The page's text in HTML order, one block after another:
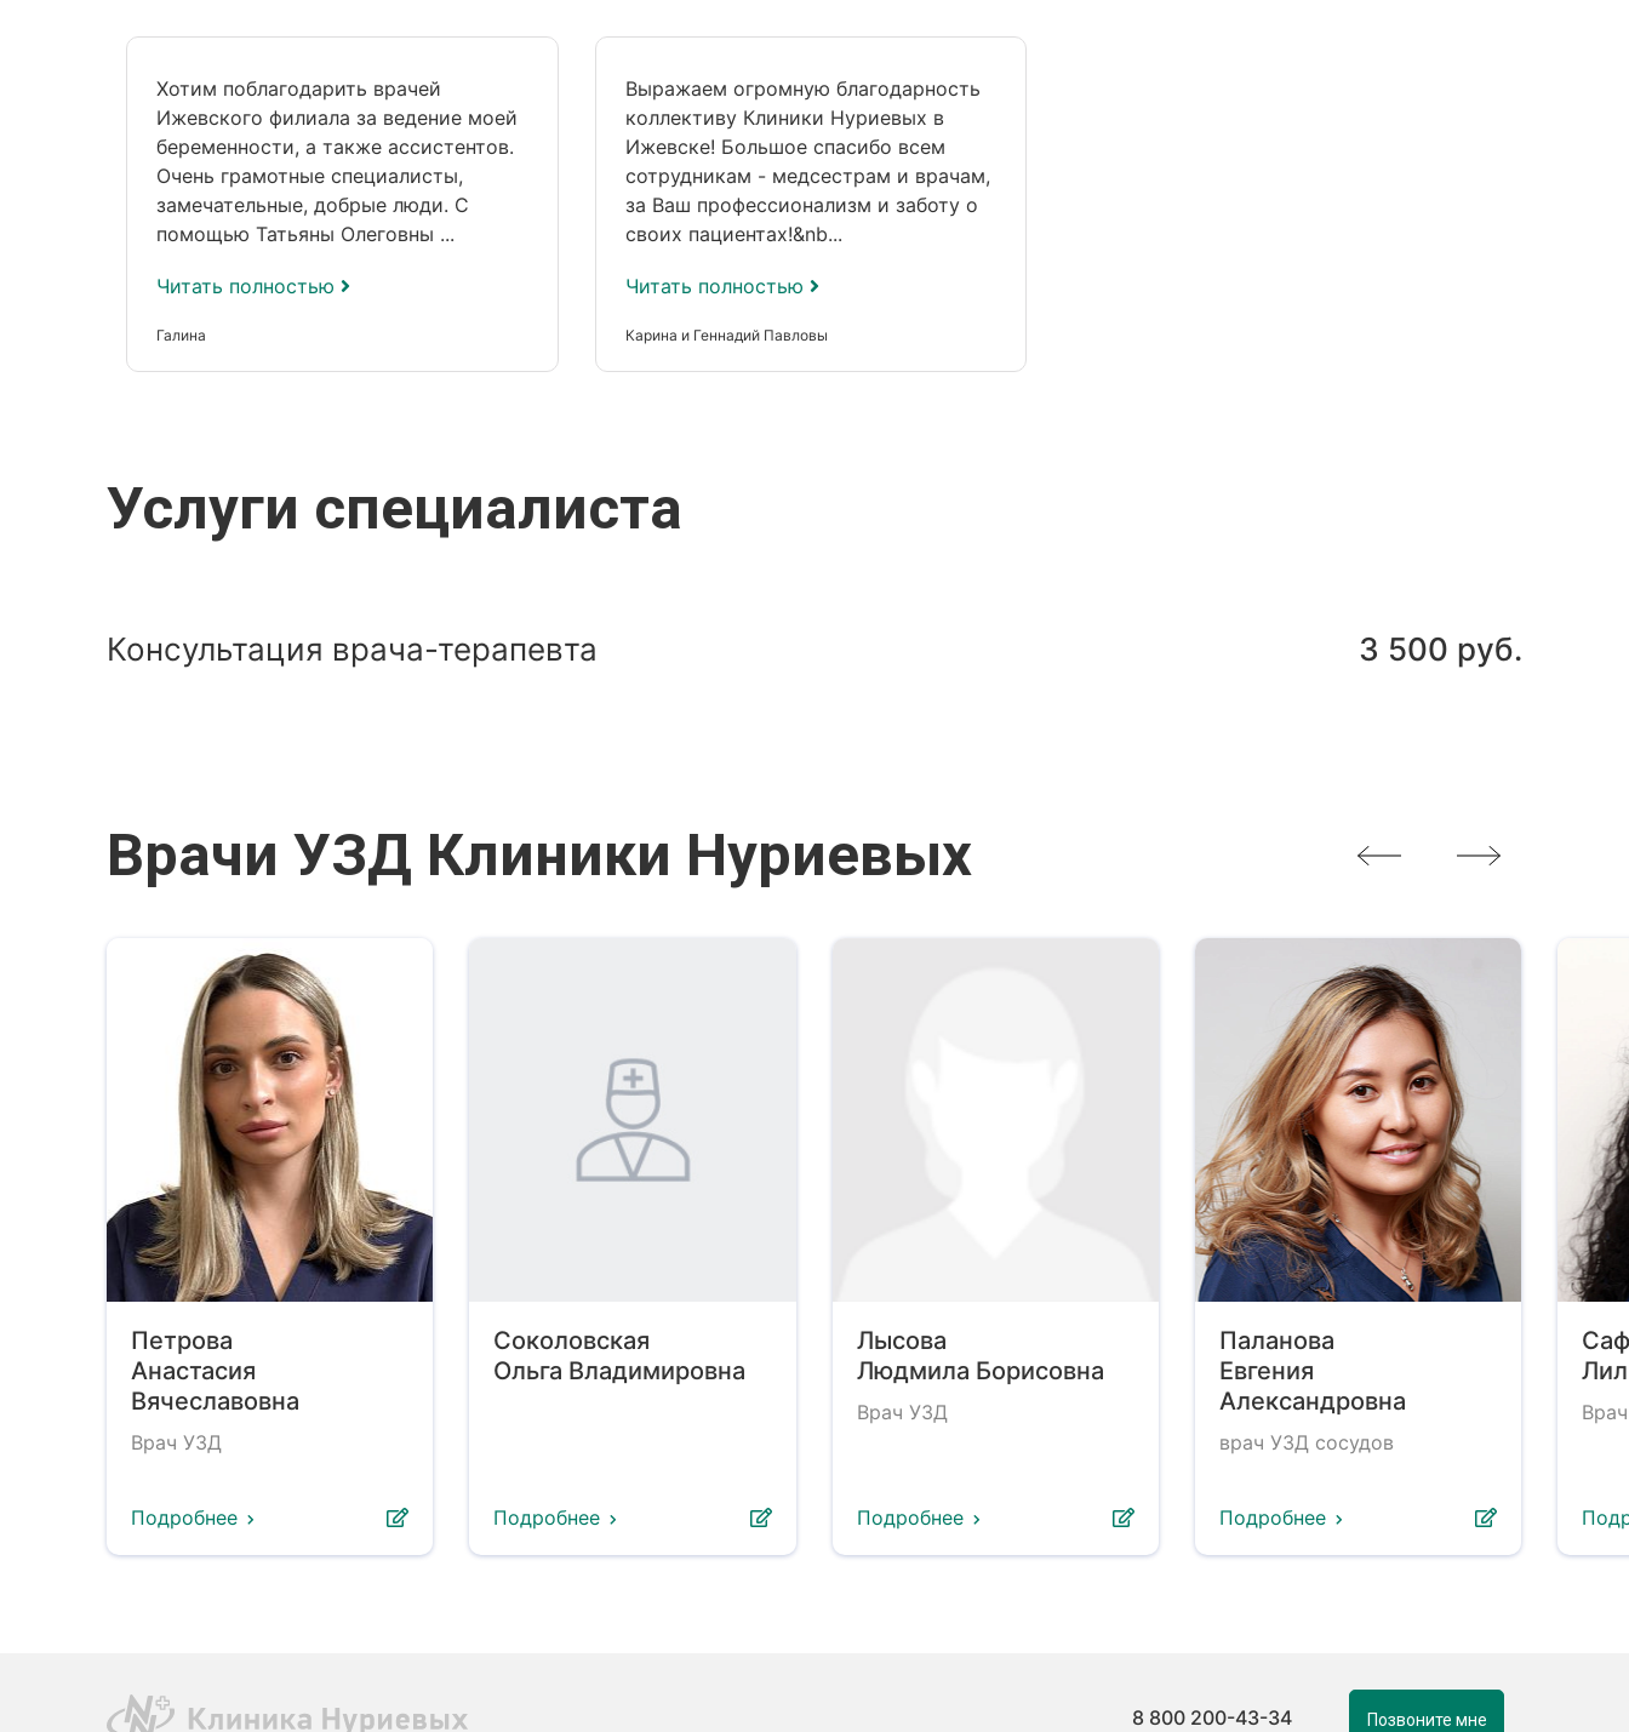
Хотим поблагодарить врачей
Ижевского филиала за ведение моей
беременности, а также ассистентов.
Очень грамотные специалисты,
замечательные, добрые люди. С
помощью Татьяны Олеговны ...
Читать полностью
Галина
Выражаем огромную благодарность
коллективу Клиники Нуриевых в
Ижевске! Большое спасибо всем
сотрудникам - медсестрам и врачам,
за Ваш профессионализм и заботу о
своих пациентах!&nb...
Читать полностью
Карина и Геннадий Павловы
Услуги специалиста
Консультация врача-терапевта 3 500 руб.
Врачи УЗД Клиники Нуриевых
Петрова
Анастасия
Вячеславовна
Врач УЗД
Подробнее
Соколовская
Ольга Владимировна
Подробнее
Лысова
Людмила Борисовна
Врач УЗД
Подробнее
Паланова
Евгения
Александровна
врач УЗД сосудов
Подробнее
8 800 200-43-34 Позвоните мне